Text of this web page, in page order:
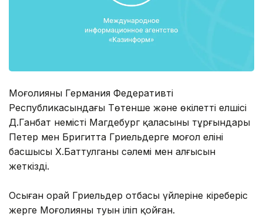
Моңғолияның Германия Федеративті
Республикасындағы Төтенше және өкілетті елшісі
Д.Ганбат немістің Магдебург қаласының тұрғындары
Петер мен Бригитта Гриельдерге моңғол елінің
басшысы Х.Баттулганың сәлемі мен алғысын
жеткізді.
Осыған орай Гриельдер отбасы үйлеріне кіреберіс
жерге Моңғолияның туын іліп қойған.